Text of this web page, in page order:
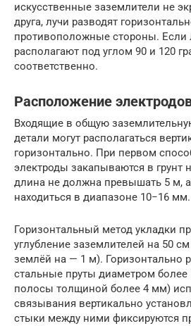
искусственные заземлители не
друга, лучи разводят
противоположные стороны. Если
располагают под углом 90 и 120
соответственно.
Расположение
Входящие в общую
детали могут располагаться
горизонтально. При первом
электроды закапываются в грунт
длина не должна превышать 5 м,
находиться в диапазоне 10−16 мм.
Горизонтальный метод укладки
углубление заземлителей на 50
землёй на — 1 м). Горизонтально
стальные пруты диаметром
полосы толщиной более 4 мм)
связывания вертикально
стыки между ними фиксируются